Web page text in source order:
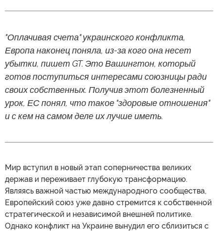
"Оплачивая счета" украинского конфликта,
Европа наконец поняла, из-за кого она несет
убытки, пишет GT. Это Вашингтон, который
готов поступиться интересами союзницы ради
своих собственных. Получив этот болезненный
урок, ЕС понял, что такое "здоровые отношения"
и с кем на самом деле их лучше иметь.
Мир вступил в новый этап соперничества великих
держав и переживает глубокую трансформацию.
Являясь важной частью международного сообщества,
Европейский союз уже давно стремится к собственной
стратегической и независимой внешней политике.
Однако конфликт на Украине вынудил его сблизиться с